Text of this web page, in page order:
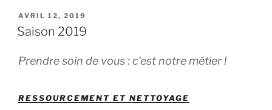
PUBLIÉ
LE
AVRIL 12, 2019
Saison 2019
Prendre soin de vous : c’est notre métier !
RESSOURCEMENT ET NETTOYAGE